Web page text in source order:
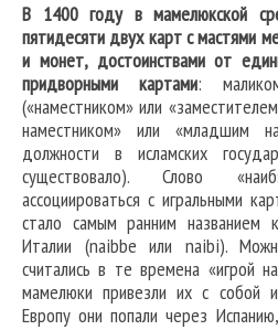
В 1400 году в мамелюкской
пятидесяти двух карт с мастями
и монет, достоинствами от
придворными картами:
(«наместником» или
наместником» или «младшим
должности в исламских
существовало). Слово
ассоциироваться с игральными
стало самым ранним названием
Италии (naibbe или naibi).
считались в те времена «игрой
мамелюки привезли их с собой
Европу они попали через